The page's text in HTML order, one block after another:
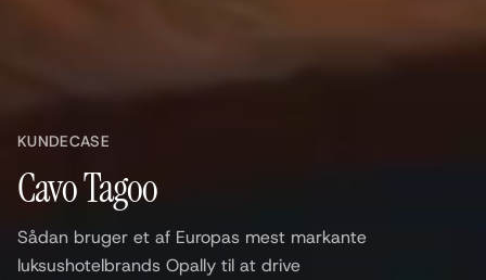
KUNDECASE
Cavo Tagoo
Sådan bruger et af Europas mest markante
luksushotelbrands Opally til at drive